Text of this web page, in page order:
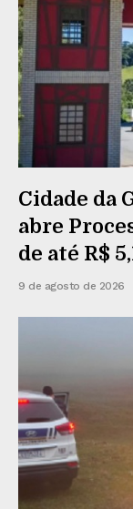
Cidade da
abre
de até R$
9 de agosto de 2026